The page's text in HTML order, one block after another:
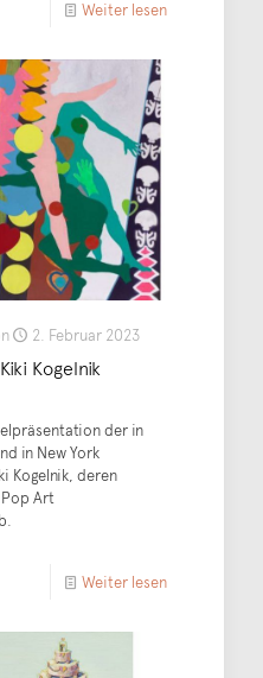
Weiter lesen
2. Februar 2023
Kogelnik
der in
in New York
Kogelnik, deren
Art
Weiter lesen